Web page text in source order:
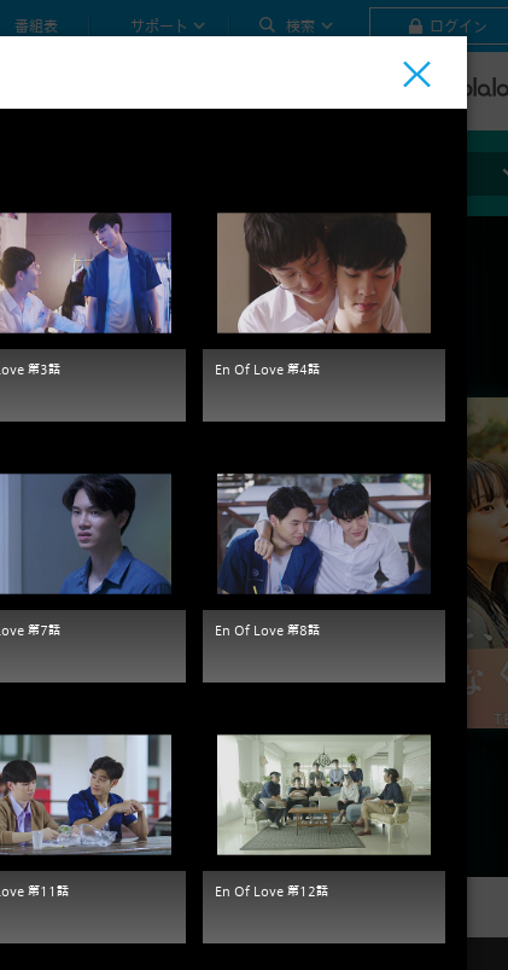
検索
番組表 サポート ログイン
ライブ
第3話 En Of Love 第4話
第7話 En Of Love 第8話
第11話 En Of Love 第12話